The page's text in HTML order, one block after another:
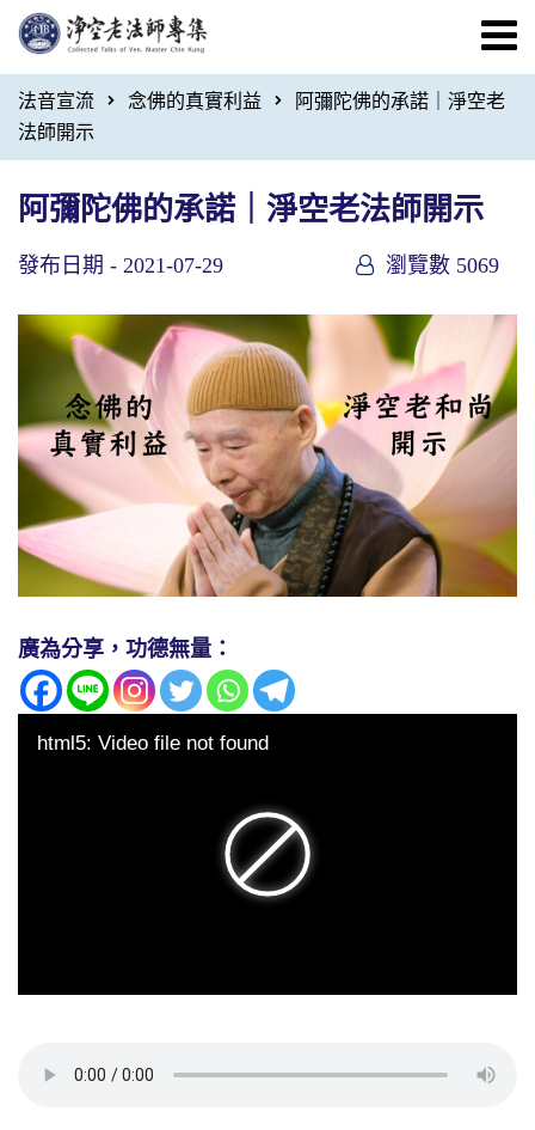
法音宣流 念佛的真實利益
阿彌陀佛的承諾｜淨空老
法師開示
阿彌陀佛的承諾｜淨空老法師開示
發布日期 - 2021-07-29 瀏覽數 5069
廣為分享，功德無量：
html5: Video file not found